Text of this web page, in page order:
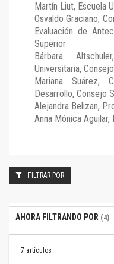
Martín Liut, Escuela
Osvaldo Graciano,
Evaluación de
Superior
Bárbara Altschuler
Universitaria,
Mariana Suárez,
Desarrollo, Consejo
Alejandra Belizan,
Anna Mónica
7 artículos
FILTRAR POR
AHORA FILTRANDO POR